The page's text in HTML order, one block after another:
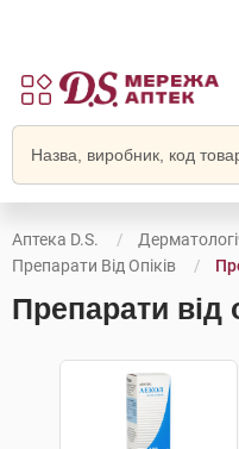
Аптека D.S.
Препарати Від Опіків
Препарати від